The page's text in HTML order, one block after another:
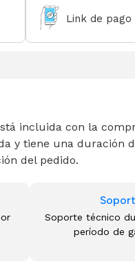
Link de pago
incluida con la
y tiene una duración
del pedido.
Soporte técnico
período de